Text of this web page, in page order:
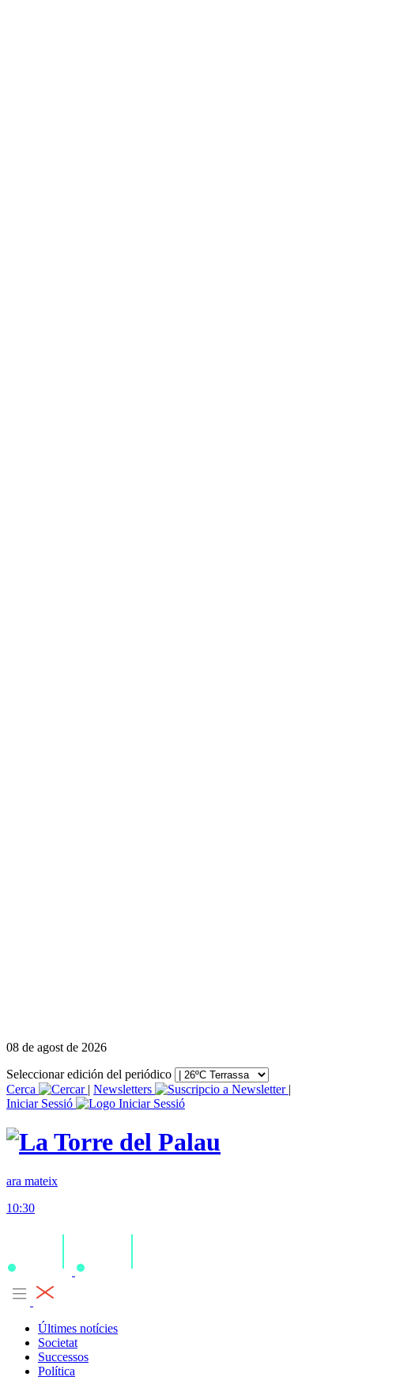
08 de agost de 2026
Seleccionar edición del periódico
Cerca
| Newsletters
|
Iniciar Sessió
ara mateix
10:30
Últimes notícies
Societat
Successos
Política